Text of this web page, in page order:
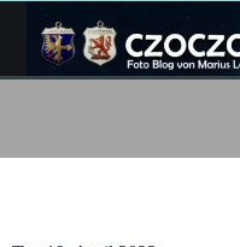
Inhalt
springen